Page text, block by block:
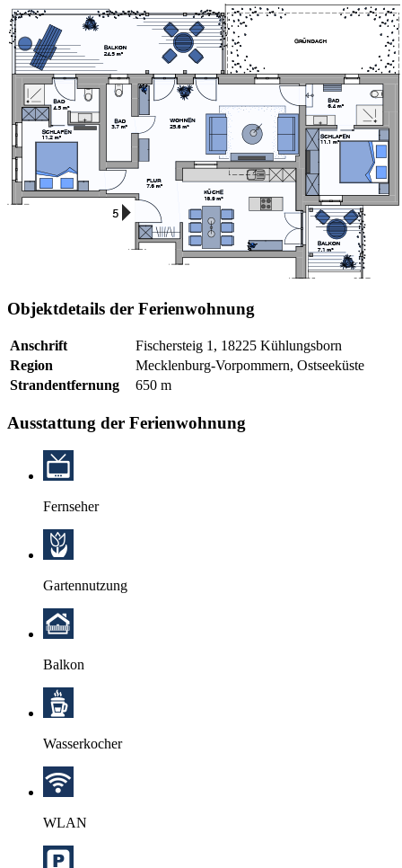
Objektdetails der Ferienwohnung
Anschrift
Fischersteig 1, 18225 Kühlungsborn
Region
Mecklenburg-Vorpommern, Ostseeküste
Strandentfernung
650 m
Ausstattung der Ferienwohnung
Fernseher
Gartennutzung
Balkon
Wasserkocher
WLAN